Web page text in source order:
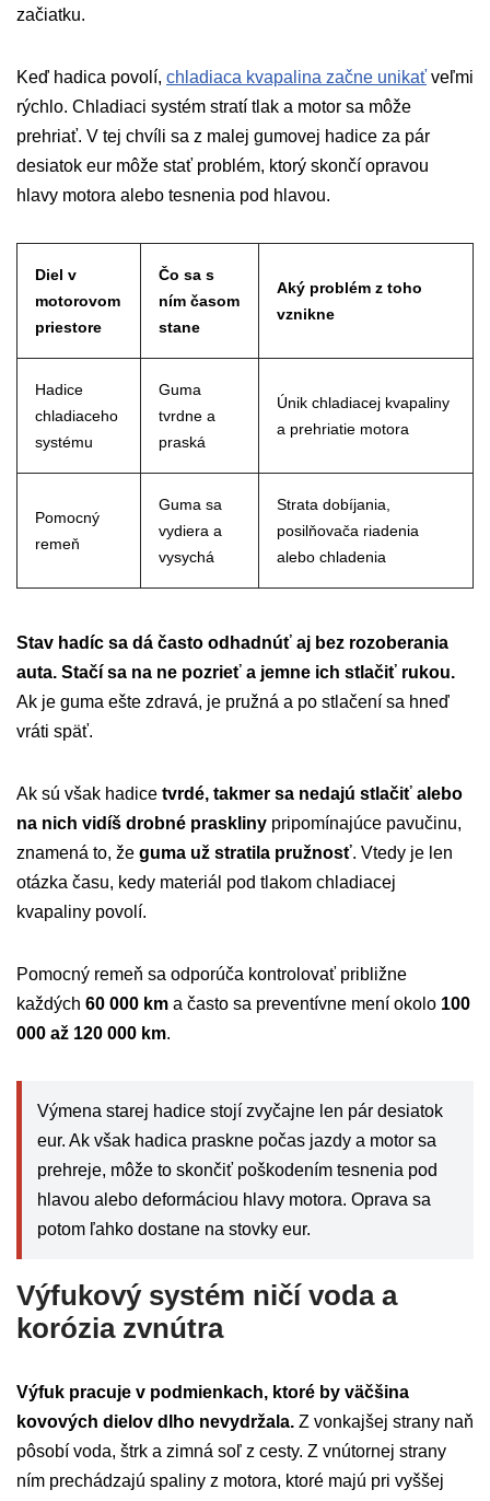
začiatku.
Keď hadica povolí, chladiaca kvapalina začne unikať veľmi
rýchlo. Chladiaci systém stratí tlak a motor sa môže
prehriať. V tej chvíli sa z malej gumovej hadice za pár
desiatok eur môže stať problém, ktorý skončí opravou
hlavy motora alebo tesnenia pod hlavou.
Diel v
motorovom
priestore
Čo sa s
ním časom
stane
Aký problém z toho
vznikne
Hadice
chladiaceho
systému
Guma
tvrdne a
praská
Únik chladiacej kvapaliny
a prehriatie motora
Pomocný
remeň
Guma sa
vydiera a
vysychá
Strata dobíjania,
posilňovača riadenia
alebo chladenia
Stav hadíc sa dá často odhadnúť aj bez rozoberania
auta. Stačí sa na ne pozrieť a jemne ich stlačiť rukou.
Ak je guma ešte zdravá, je pružná a po stlačení sa hneď
vráti späť.
Ak sú však hadice tvrdé, takmer sa nedajú stlačiť alebo
na nich vidíš drobné praskliny pripomínajúce pavučinu,
znamená to, že guma už stratila pružnosť. Vtedy je len
otázka času, kedy materiál pod tlakom chladiacej
kvapaliny povolí.
Pomocný remeň sa odporúča kontrolovať približne
každých 60 000 km a často sa preventívne mení okolo 100
000 až 120 000 km.
Výmena starej hadice stojí zvyčajne len pár desiatok
eur. Ak však hadica praskne počas jazdy a motor sa
prehreje, môže to skončiť poškodením tesnenia pod
hlavou alebo deformáciou hlavy motora. Oprava sa
potom ľahko dostane na stovky eur.
Výfukový systém ničí voda a
korózia zvnútra
Výfuk pracuje v podmienkach, ktoré by väčšina
kovových dielov dlho nevydržala. Z vonkajšej strany naň
pôsobí voda, štrk a zimná soľ z cesty. Z vnútornej strany
ním prechádzajú spaliny z motora, ktoré majú pri vyššej